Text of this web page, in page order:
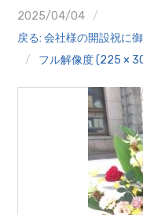
クイズ
プランター寄贈
加盟店リスト
花キューピットタ
2025/04/04
戻る: 会社様の開設祝に
フル解像度 (225 ×